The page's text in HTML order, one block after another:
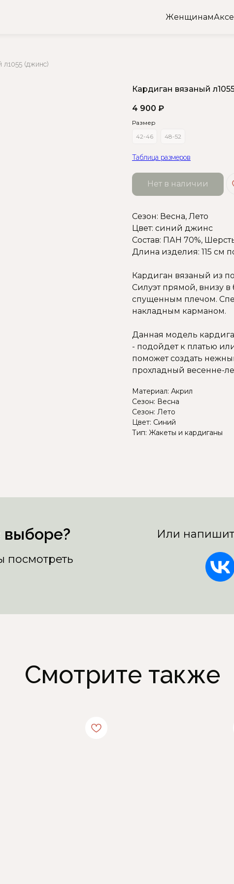
Женщинам
л1055 (джинс)
Кардиган вязаный
4 900 ₽
Размер
42-46
48-52
Таблица размеров
Нет в наличии
Сезон: Весна, Лето
Цвет: синий джинс
Состав: ПАН 70%,
Длина изделия: 115 см
Кардиган вязаный из
Силуэт прямой, внизу
спущенным плечом.
накладным карманом.
Данная модель
- подойдет к платью
поможет создать
прохладный весенне-
Материал: Акрил
Сезон: Весна
Сезон: Лето
Цвет: Синий
Тип: Жакеты и кардиганы
выборе?
посмотреть
Или
Смотрите также